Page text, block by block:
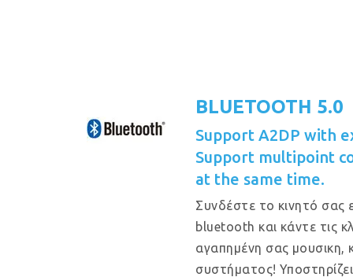
BLUETOOTH 5.0
Support A2DP with
Support multipoint
at the same time.
Συνδέστε το κινητό σας
bluetooth και κάντε τις
αγαπημένη σας
συστήματος!